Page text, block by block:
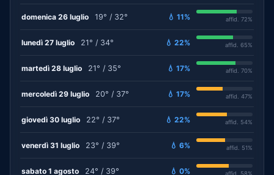
domenica 26 luglio 19° / 32° 💧 11% affid. 72%
lunedì 27 luglio 21° / 34° 💧 22% affid. 65%
martedì 28 luglio 21° / 35° 💧 17% affid. 70%
mercoledì 29 luglio 20° / 37° 💧 17% affid. 47%
giovedì 30 luglio 22° / 37° 💧 22% affid. 54%
venerdì 31 luglio 23° / 39° 💧 6% affid. 51%
sabato 1 agosto 24° / 39° 💧 0% affid. 58%